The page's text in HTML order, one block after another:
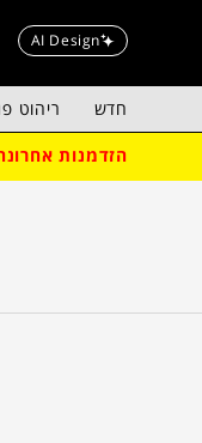
AI Design
חדש ריהוט
הזדמנות